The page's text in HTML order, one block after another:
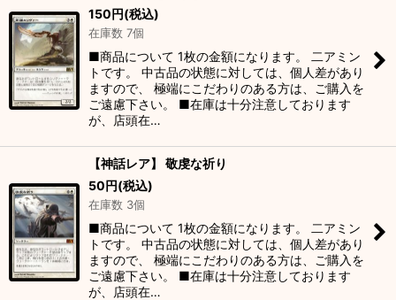
150円(税込)
在庫数 7個
■商品について 1枚の金額になります。 二アミン
トです。 中古品の状態に対しては、個人差があり
ますので、 極端にこだわりのある方は、ご購入を
ご遠慮下さい。 ■在庫は十分注意しております
が、店頭在…
【神話レア】 敬虔な祈り
50円(税込)
在庫数 3個
■商品について 1枚の金額になります。 二アミン
トです。 中古品の状態に対しては、個人差があり
ますので、 極端にこだわりのある方は、ご購入を
ご遠慮下さい。 ■在庫は十分注意しております
が、店頭在…